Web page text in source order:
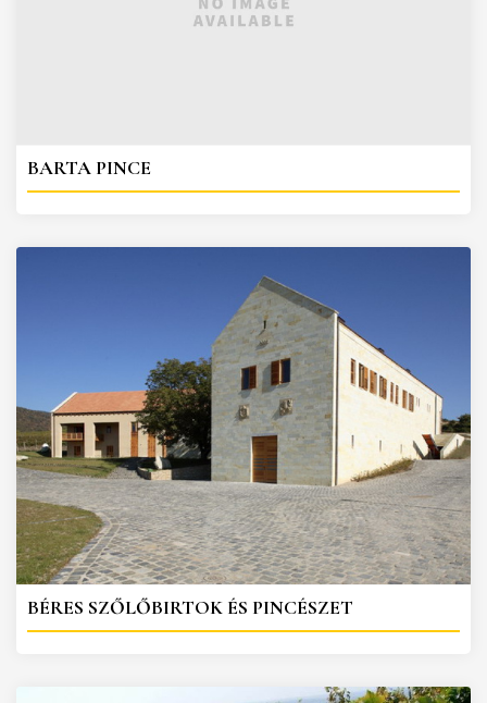
BARTA PINCE
BÉRES SZŐLŐBIRTOK ÉS PINCÉSZET